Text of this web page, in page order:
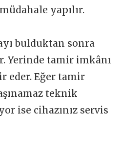
yapılır.
bulduktan sonra
Yerinde tamir imkânı
eder. Eğer tamir
teknik
ise cihazınız servis